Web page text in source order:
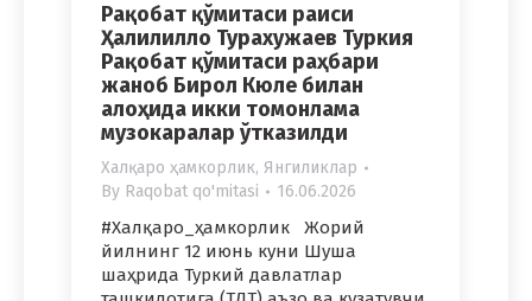
Рақобат қўмитаси раиси
Ҳалилилло Турахужаев Туркия
Рақобат қўмитаси раҳбари
жаноб Бирол Кюле билан
алоҳида икки томонлама
музокаралар ўтказилди
Халқаро ҳамкорлик, Янгиликлар
By Raqobat qo'mitasi 16.06.2026
#Халқаро_ҳамкорлик Жорий
йилнинг 12 июнь куни Шуша
шаҳрида Туркий давлатлар